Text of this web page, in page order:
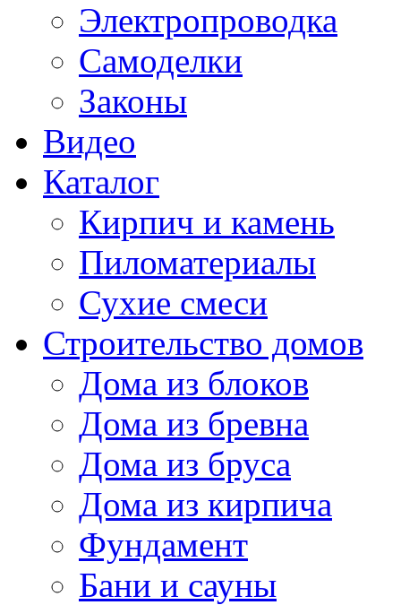
Электропроводка
Самоделки
Законы
Видео
Каталог
Кирпич и камень
Пиломатериалы
Сухие смеси
Строительство домов
Дома из блоков
Дома из бревна
Дома из бруса
Дома из кирпича
Фундамент
Бани и сауны